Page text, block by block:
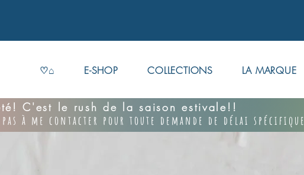
♡⌂ E-SHOP COLLECTIONS LA MARQUE
C'est le rush de la saison estivale!!
à me contacter pour toute demande de délai spécifique